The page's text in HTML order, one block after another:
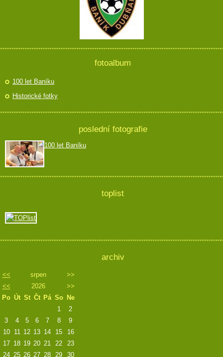
fotoalbum
100 let Baníku
Historické fotky
poslední fotografie
100 let Baníku
toplist
archiv
<< srpen
>>
<<
2026
>>
Po Út St Čt Pá So Ne
1
2
3
4 5 6 7 8
9
10
11 12 13 14 15
16
17 18 19 20 21 22
23
24 25 26 27 28 29 30